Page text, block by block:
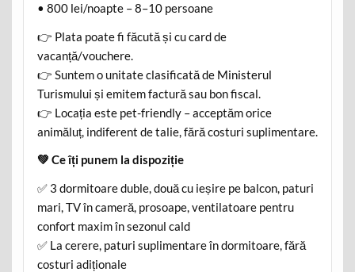
• 800 lei/noapte – 8–10 persoane
👉 Plata poate fi făcută și cu card de
vacanță/vouchere.
👉 Suntem o unitate clasificată de Ministerul
Turismului și emitem factură sau bon fiscal.
👉 Locația este pet-friendly – acceptăm orice
animăluț, indiferent de talie, fără costuri suplimentare.
💚 Ce îți punem la dispoziție
✅ 3 dormitoare duble, două cu ieșire pe balcon, paturi
mari, TV în cameră, prosoape, ventilatoare pentru
confort maxim în sezonul cald
✅ La cerere, paturi suplimentare în dormitoare, fără
costuri adiționale